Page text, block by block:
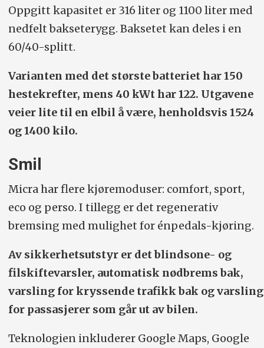
Oppgitt kapasitet er 316 liter og 1100 liter med
nedfelt bakseterygg. Baksetet kan deles i en
60/40-splitt.
Varianten med det største batteriet har 150
hestekrefter, mens 40 kWt har 122. Utgavene
veier lite til en elbil å være, henholdsvis 1524
og 1400 kilo.
Smil
Micra har flere kjøremoduser: comfort, sport,
eco og perso. I tillegg er det regenerativ
bremsing med mulighet for énpedals-kjøring.
Av sikkerhetsutstyr er det blindsone- og
filskiftevarsler, automatisk nødbrems bak,
varsling for kryssende trafikk bak og varsling
for passasjerer som går ut av bilen.
Teknologien inkluderer Google Maps, Google